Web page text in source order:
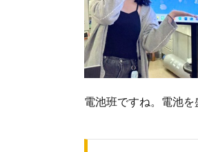
電池班ですね。電池